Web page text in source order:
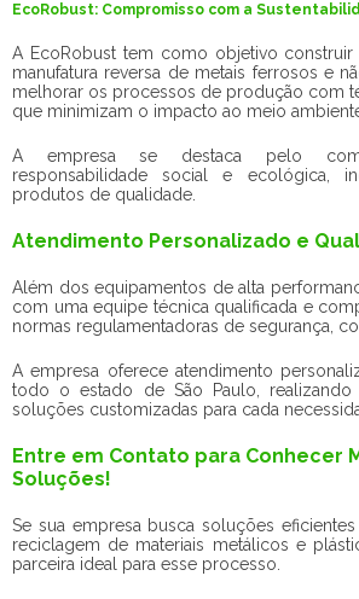
EcoRobust: Compromisso com a
A EcoRobust tem como objetivo construir
manufatura reversa de metais ferrosos e
melhorar os processos de produção com
que minimizam o impacto ao meio
A empresa se destaca pelo
responsabilidade social e ecológica,
produtos de qualidade.
Atendimento Personalizado e
Além dos equipamentos de alta
com uma equipe técnica qualificada e
normas regulamentadoras de segurança,
A empresa oferece atendimento
todo o estado de São Paulo,
soluções customizadas para cada
Entre em Contato para Conhecer
Soluções!
Se sua empresa busca soluções
reciclagem de materiais metálicos e
parceira ideal para esse processo.